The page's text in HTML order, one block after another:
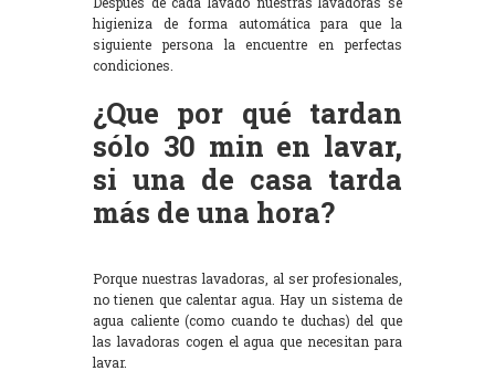
higieniza de forma automática para que la
siguiente persona la encuentre en perfectas
condiciones.
¿Que por qué tardan
sólo 30 min en lavar,
si una de casa tarda
más de una hora?
Porque nuestras lavadoras, al ser profesionales,
no tienen que calentar agua. Hay un sistema de
agua caliente (como cuando te duchas) del que
las lavadoras cogen el agua que necesitan para
lavar.